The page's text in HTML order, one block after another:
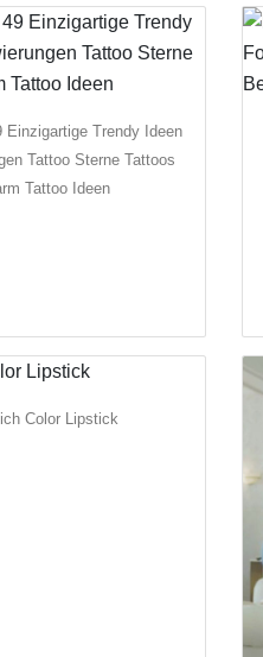
Einzigartige Trendy Ideen
Tattoo Sterne Tattoos
Tattoo Ideen
Color Lipstick